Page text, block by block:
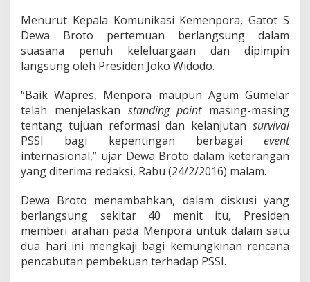
a
b
u
t
D
n
g
a
n
y
a
r
Menurut Kepala Komunikasi Kemenpora, Gatot S
Dewa Broto pertemuan berlangsung dalam
suasana penuh keleluargaan dan dipimpin
langsung oleh Presiden Joko Widodo.
“Baik Wapres, Menpora maupun Agum Gumelar
telah menjelaskan standing pointmasing-masing
tentang tujuan reformasi dan kelanjutan survival
PSSI bagi kepentingan berbagai event
internasional,” ujar Dewa Broto dalam keterangan
yang diterima redaksi, Rabu (24/2/2016) malam.
Dewa Broto menambahkan, dalam diskusi yang
berlangsung sekitar 40 menit itu, Presiden
memberi arahan pada Menpora untuk dalam satu
dua hari ini mengkaji bagi kemungkinan rencana
pencabutan pembekuan terhadap PSSI.